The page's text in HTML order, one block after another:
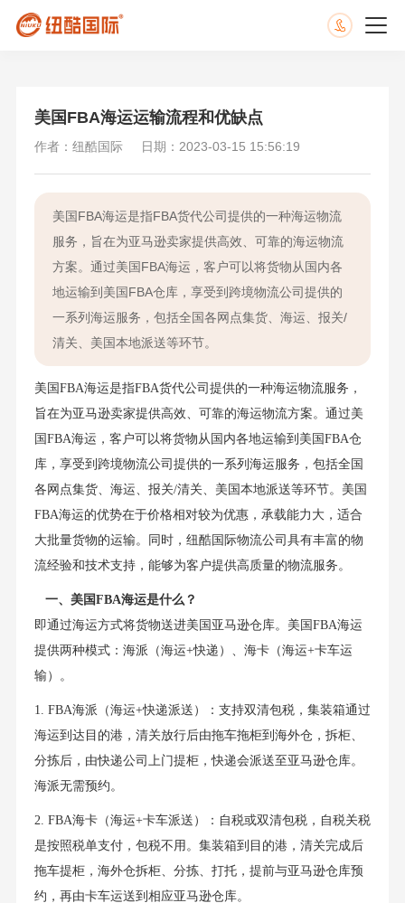
美国FBA海运运输流程和优缺点
作者：纽酷国际 日期：2023-03-15 15:56:19
美国FBA海运是指FBA货代公司提供的一种海运物流
服务，旨在为亚马逊卖家提供高效、可靠的海运物流
方案。通过美国FBA海运，客户可以将货物从国内各
地运输到美国FBA仓库，享受到跨境物流公司提供的
一系列海运服务，包括全国各网点集货、海运、报关/
清关、美国本地派送等环节。
美国FBA海运是指FBA货代公司提供的一种海运物流服务，
旨在为亚马逊卖家提供高效、可靠的海运物流方案。通过美
国FBA海运，客户可以将货物从国内各地运输到美国FBA仓
库，享受到跨境物流公司提供的一系列海运服务，包括全国
各网点集货、海运、报关/清关、美国本地派送等环节。美国
FBA海运的优势在于价格相对较为优惠，承载能力大，适合
大批量货物的运输。同时，纽酷国际物流公司具有丰富的物
流经验和技术支持，能够为客户提供高质量的物流服务。
一、 美国FBA海运是什么？
即通过海运方式将货物送进美国亚马逊仓库。美国FBA海运
提供两种模式：海派（海运+快递）、海卡（海运+卡车运
输）。
1. FBA海派（海运+快递派送）：支持双清包税，集装箱通过
海运到达目的港，清关放行后由拖车拖柜到海外仓，拆柜、
分拣后，由快递公司上门提柜，快递会派送至亚马逊仓库。
海派无需预约。
2. FBA海卡（海运+卡车派送）：自税或双清包税，自税关税
是按照税单支付，包税不用。集装箱到目的港，清关完成后
拖车提柜，海外仓拆柜、分拣、打托，提前与亚马逊仓库预
约，再由卡车运送到相应亚马逊仓库。